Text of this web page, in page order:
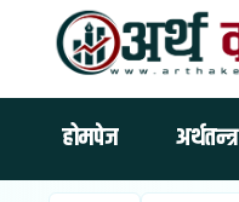
होमपेज अर्थतन्त्र